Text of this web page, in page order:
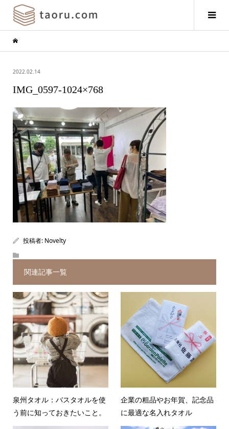
2022.02.14
IMG_0597-1024×768
投稿者: Novelty
関連記事一覧
泉州タオル：バスタオルを使
う前に知っておきたいこと。
企業の粗品やお年賀、記念品
に最適な名入れタオル